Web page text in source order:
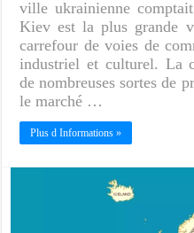
ville ukrainienne
Kiev est la plus grande
carrefour de voies de
industriel et culturel. La
de nombreuses sortes de
le marché …
Plus d Informations »